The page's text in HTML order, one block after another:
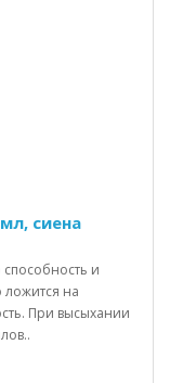
сиена
и
на
При высыхании